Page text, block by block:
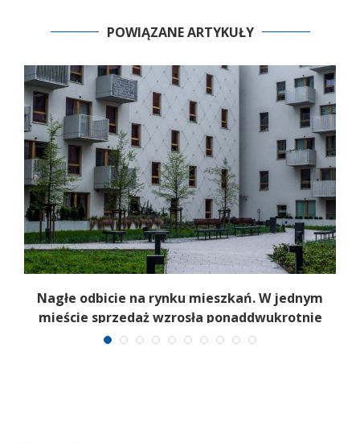
POWIĄZANE ARTYKUŁY
Nagłe odbicie na rynku mieszkań. W jednym
mieście sprzedaż wzrosła ponaddwukrotnie